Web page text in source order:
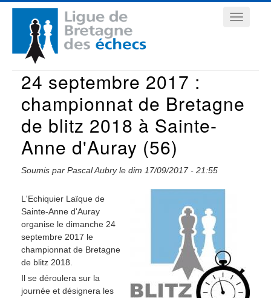
Aller
contenu
principal
Navigation
principale
24 septembre 2017 :
championnat de Bretagne
de blitz 2018 à Sainte-
Anne d'Auray (56)
Soumis par Pascal Aubryle dim 17/09/2017 - 21:55
L'Echiquier Laïque de
Sainte-Anne d'Auray
organise le dimanche 24
septembre 2017 le
championnat de Bretagne
de blitz 2018.
Il se déroulera sur la
journée et désignera les